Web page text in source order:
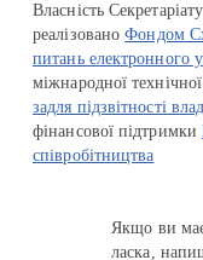
Власність
реалізованоФондом
питань електронного
міжнародної
задля підзвітності
фінансової підтримки
співробітництва
Якщо ви
ласка,